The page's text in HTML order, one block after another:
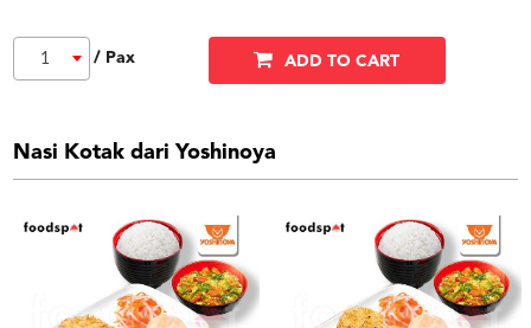
1 / Pax ADD TO CART
Nasi Kotak dari Yoshinoya